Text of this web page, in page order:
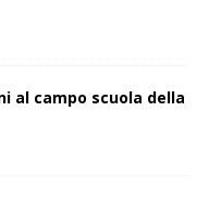
al campo scuola della